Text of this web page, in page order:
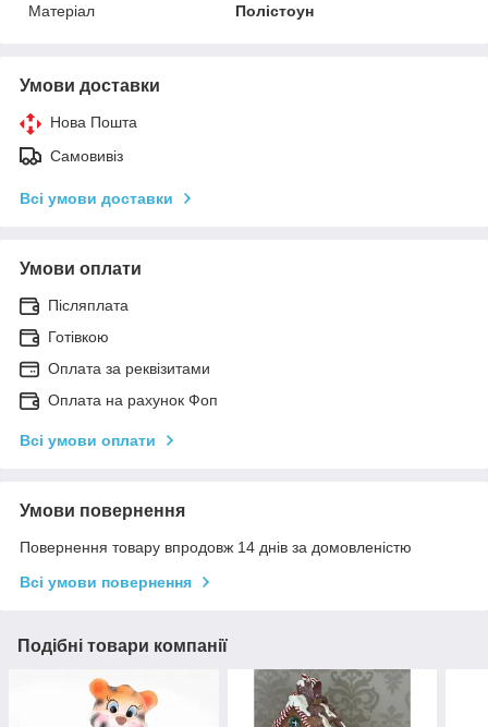
Матеріал
Полістоун
Умови доставки
Нова Пошта
Самовивіз
Всі умови доставки
Умови оплати
Післяплата
Готівкою
Оплата за реквізитами
Оплата на рахунок Фоп
Всі умови оплати
Умови повернення
Повернення товару впродовж 14 днів за домовленістю
Всі умови повернення
Подібні товари компанії